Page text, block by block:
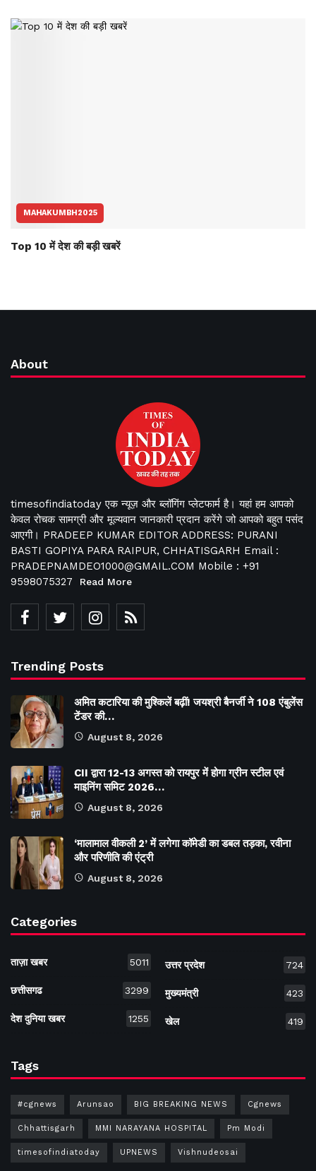
MAHAKUMBH2025
Top 10 में देश की बड़ी खबरें
About
timesofindiatoday एक न्यूज़ और ब्लॉगिंग प्लेटफार्म है। यहां हम आपको
केवल रोचक सामग्री और मूल्यवान जानकारी प्रदान करेंगे जो आपको बहुत पसंद
आएगी। PRADEEP KUMAR EDITOR ADDRESS: PURANI
BASTI GOPIYA PARA RAIPUR, CHHATISGARH Email :
PRADEPNAMDEO1000@GMAIL.COM Mobile : +91
9598075327
Read More
Trending Posts
अमित कटारिया की मुश्किलें बढ़ीं! जयश्री बैनर्जी ने 108 एंबुलेंस
टेंडर की…
August 8, 2026
CII द्वारा 12-13 अगस्त को रायपुर में होगा ग्रीन स्टील एवं
माइनिंग समिट 2026…
August 8, 2026
‘मालामाल वीकली 2’ में लगेगा कॉमेडी का डबल तड़का, रवीना
और परिणीति की एंट्री
August 8, 2026
Categories
ताज़ा खबर 5011
छत्तीसगढ 3299
देश दुनिया खबर 1255
उत्तर प्रदेश 724
मुख्यमंत्री 423
खेल 419
Tags
#cgnews Arunsao BIG BREAKING NEWS Cgnews
Chhattisgarh MMI NARAYANA HOSPITAL Pm Modi
timesofindiatoday UPNEWS Vishnudeosai